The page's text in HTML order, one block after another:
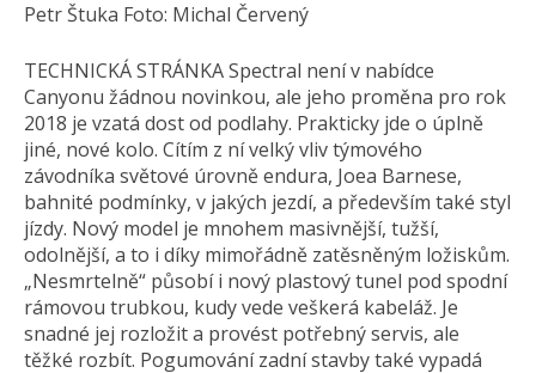
Petr Štuka Foto: Michal Červený
TECHNICKÁ STRÁNKA Spectral není v nabídce
Canyonu žádnou novinkou, ale jeho proměna pro rok
2018 je vzatá dost od podlahy. Prakticky jde o úplně
jiné, nové kolo. Cítím z ní velký vliv týmového
závodníka světové úrovně endura, Joea Barnese,
bahnité podmínky, v jakých jezdí, a především také styl
jízdy. Nový model je mnohem masivnější, tužší,
odolnější, a to i díky mimořádně zatěsněným ložiskům.
„Nesmrtelně“ působí i nový plastový tunel pod spodní
rámovou trubkou, kudy vede veškerá kabeláž. Je
snadné jej rozložit a provést potřebný servis, ale
těžké rozbít. Pogumování zadní stavby také vypadá